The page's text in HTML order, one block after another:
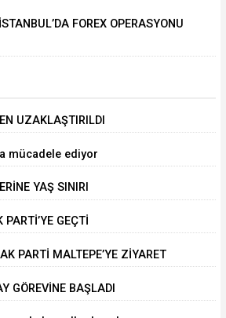
İSTANBUL’DA FOREX OPERASYONU
UZAKLAŞTIRILDI
mücadele ediyor
YAŞ SINIRI
GEÇTİ
PARTİ MALTEPE’YE ZİYARET
GÖREVİNE BAŞLADI